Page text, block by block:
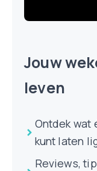
Jouw
leven
Ontdek wat
kunt laten
Reviews,